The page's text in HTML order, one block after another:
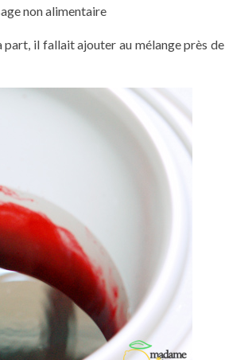
non alimentaire
part, il fallait ajouter au mélange près de